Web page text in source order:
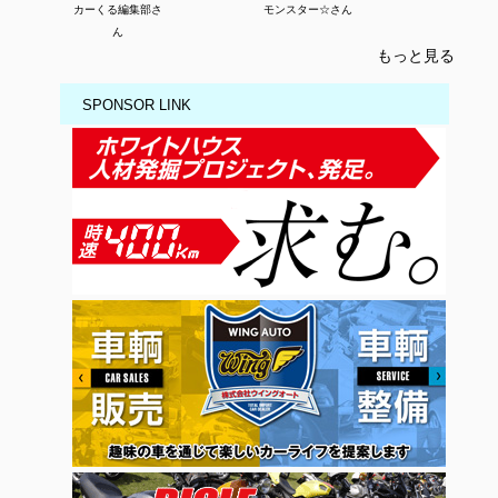
カーくる編集部さ
ん
モンスター☆さん
もっと見る
SPONSOR LINK